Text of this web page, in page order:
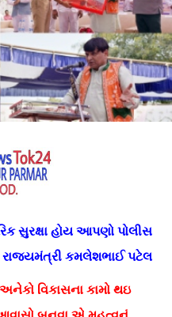
સુરક્ષા હોય આપણો પોલીસ
રાજ્યમંત્રી કમલેશભાઈ પટેલ
વિકાસના કામો થઇ